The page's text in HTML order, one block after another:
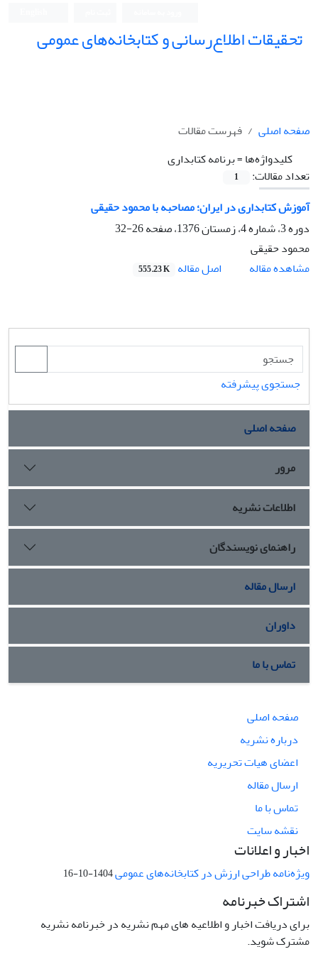
تحقیقات اطلاع‌رسانی و کتابخانه‌های عمومی
صفحه اصلی
فهرست مقالات
کلیدواژه‌ها =برنامه کتابداری
تعداد مقالات:
1
آموزش کتابداری در ایران؛ مصاحبه با محمود حقیقی
دوره 3، شماره 4، زمستان 1376، صفحه
26-32
محمود حقیقی
مشاهده مقاله
اصل مقاله 555.23 K
جستجوی پیشرفته
صفحه اصلی
مرور
اطلاعات نشریه
راهنمای نویسندگان
ارسال مقاله
داوران
تماس با ما
صفحه اصلی
درباره نشریه
اعضای هیات تحریریه
ارسال مقاله
تماس با ما
نقشه سایت
اخبار و اعلانات
ویژه‌نامه طراحی ارزش در کتابخانه‌های عمومی1404-10-16
اشتراک خبرنامه
برای دریافت اخبار و اطلاعیه های مهم نشریه در خبرنامه نشریه
مشترک شوید.